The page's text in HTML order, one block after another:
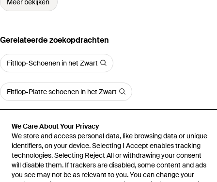
We Care About Your Privacy
We store and access personal data, like browsing data or unique
identifiers, on your device. Selecting I Accept enables tracking
technologies. Selecting Reject All or withdrawing your consent
will disable them. If trackers are disabled, some content and ads
you see may not be as relevant to you. You can change your
Gerelateerde zoekopdrachten
Fitflop-Schoenen in het Zwart
Fitflop-Platte schoenen in het Zwart
Home Platte schoenen voor dames Fitflop-Platte schoenen